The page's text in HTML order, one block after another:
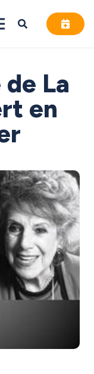
La
en